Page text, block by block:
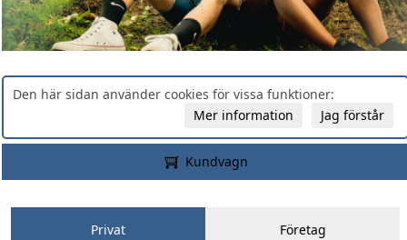
Den här sidan använder cookies för vissa funktioner:
Jag förstår
Mer information
Kundvagn
Privat Företag